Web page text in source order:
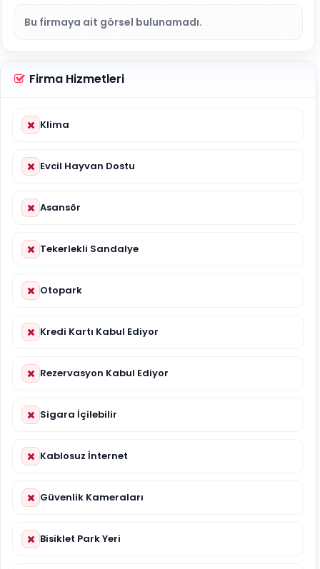
Bu firmaya ait görsel bulunamadı.
Firma Hizmetleri
Klima
Evcil Hayvan Dostu
Asansör
Tekerlekli Sandalye
Otopark
Kredi Kartı Kabul Ediyor
Rezervasyon Kabul Ediyor
Sigara İçilebilir
Kablosuz İnternet
Güvenlik Kameraları
Bisiklet Park Yeri